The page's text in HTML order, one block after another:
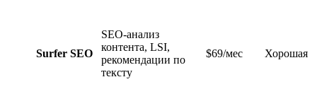
Surfer SEO
SEO-анализ
контента, LSI,
рекомендации по
тексту
$69/мес Хорошая